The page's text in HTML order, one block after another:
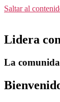
Saltar al
Lidera
La